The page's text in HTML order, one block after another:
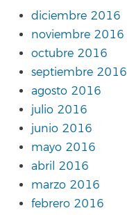
diciembre 2016
noviembre 2016
octubre 2016
septiembre 2016
agosto 2016
julio 2016
junio 2016
mayo 2016
abril 2016
marzo 2016
febrero 2016